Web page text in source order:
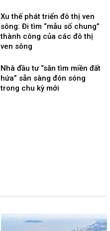
Xu thế phát triển đô thị ven
sông: Đi tìm “mẫu số chung”
thành công của các đô thị
ven sông
Nhà đầu tư “săn tìm miền đất
hứa” sẵn sàng đón sóng
trong chu kỳ mới